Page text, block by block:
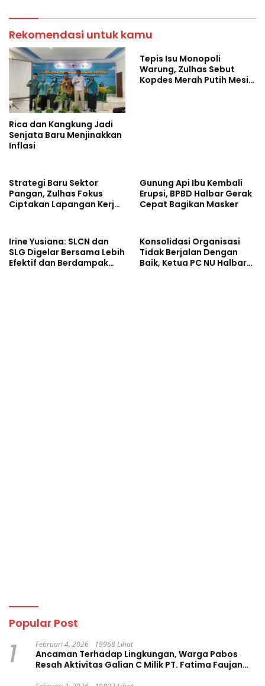
Rekomendasi untuk kamu
Rica dan Kangkung Jadi
Senjata Baru Menjinakkan
Inflasi
Tepis Isu Monopoli
Warung, Zulhas Sebut
Kopdes Merah Putih Mesin
Strategi Baru Sektor
Pangan, Zulhas Fokus
Ciptakan Lapangan Kerja
Gunung Api Ibu Kembali
Erupsi, BPBD Halbar Gerak
Cepat Bagikan Masker
Irine Yusiana: SLCN dan
SLG Digelar Bersama Lebih
Efektif dan Berdampak
Konsolidasi Organisasi
Tidak Berjalan Dengan
Baik, Ketua PC NU Halbar
Popular Post
1 Februari 4, 2026 19968 Lihat
Ancaman Terhadap Lingkungan, Warga Pabos
Resah Aktivitas Galian C Milik PT. Fatima Faujan